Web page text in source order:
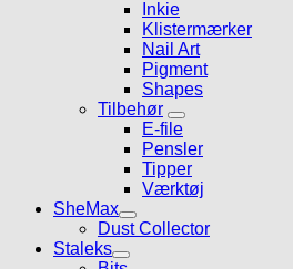
Inkie
Klistermærker
Nail Art
Pigment
Shapes
Tilbehør
E-file
Pensler
Tipper
Værktøj
SheMax
Dust Collector
Staleks